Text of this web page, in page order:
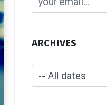
ARCHIVES